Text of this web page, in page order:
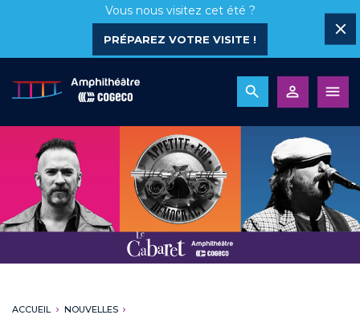
Vous nous visitez cet été ?
PRÉPAREZ VOTRE VISITE !
ACCUEIL NOUVELLES